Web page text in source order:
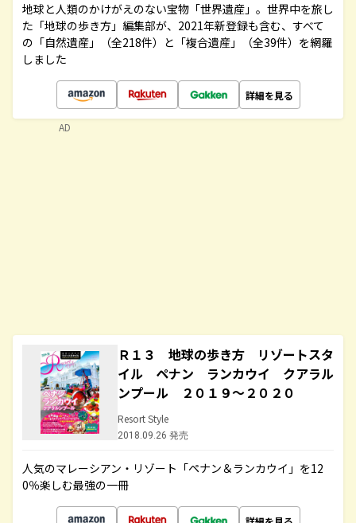
地球と人類のかけがえのない宝物「世界遺産」。世界中を旅し
た「地球の歩き方」編集部が、2021年新登録も含む、すべて
の「自然遺産」（全218件）と「複合遺産」（全39件）を網羅
しました
詳細を見る
Ｒ１３ 地球の歩き方 リゾートスタ
イル ペナン ランカウイ クアラル
ンプール ２０１９～２０２０
Resort Style
2018.09.26 発売
人気のマレーシアン・リゾート「ペナン＆ランカウイ」を12
0％楽しむ最強の一冊
AD